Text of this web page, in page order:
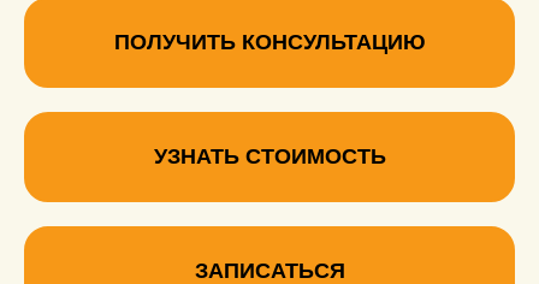
ПОЛУЧИТЬ КОНСУЛЬТАЦИЮ
УЗНАТЬ СТОИМОСТЬ
ЗАПИСАТЬСЯ